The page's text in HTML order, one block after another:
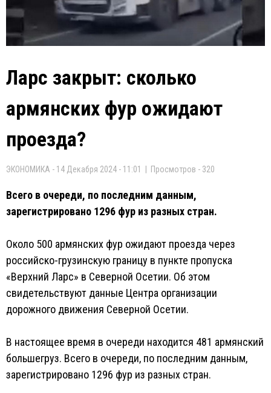
Ларс закрыт: сколько
армянских фур ожидают
проезда?
ЭКОНОМИКА - 14 Декабря 2024 - 11:01 | Просмотров - 320
Всего в очереди, по последним данным,
зарегистрировано 1296 фур из разных стран.
Около 500 армянских фур ожидают проезда через
российско-грузинскую границу в пункте пропуска
«Верхний Ларс» в Северной Осетии. Об этом
свидетельствуют данные Центра организации
дорожного движения Северной Осетии.
В настоящее время в очереди находится 481 армянский
большегруз. Всего в очереди, по последним данным,
зарегистрировано 1296 фур из разных стран.